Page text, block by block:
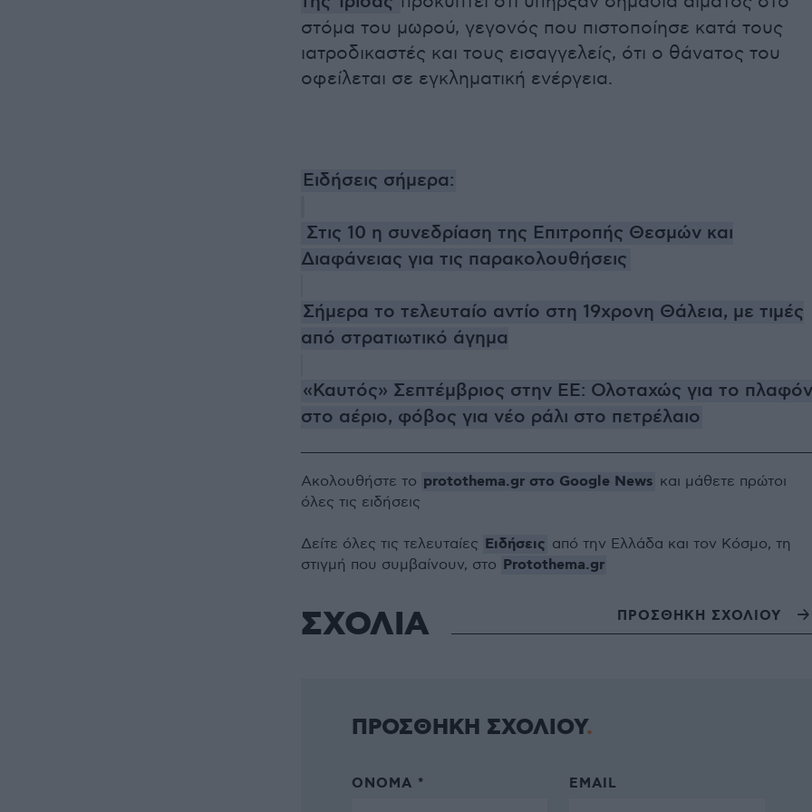
στόμα του μωρού, γεγονός που πιστοποίησε κατά τους
ιατροδικαστές και τους εισαγγελείς, ότι ο θάνατος του
οφείλεται σε εγκληματική ενέργεια.
Ειδήσεις σήμερα:
Στις 10 η συνεδρίαση της Επιτροπής Θεσμών και
Διαφάνειας για τις παρακολουθήσεις
Σήμερα το τελευταίο αντίο στη 19χρονη Θάλεια, με τιμές
από στρατιωτικό άγημα
«Καυτός» Σεπτέμβριος στην EE: Ολοταχώς για το πλαφόν
στο αέριο, φόβος για νέο ράλι στο πετρέλαιο
Ακολουθήστε το protothema.gr στο Google News και μάθετε πρώτοι
όλες τις ειδήσεις
Δείτε όλες τις τελευταίες Ειδήσεις από την Ελλάδα και τον Κόσμο, τη
στιγμή που συμβαίνουν, στο Protothema.gr
ΣΧΟΛΙΑ ΠΡΟΣΘΗΚΗ ΣΧΟΛΙΟΥ
ΠΡΟΣΘΗΚΗ ΣΧΟΛΙΟΥ
ΌΝΟΜΑ * EMAIL